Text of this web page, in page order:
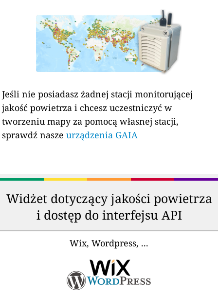
Jeśli nie posiadasz żadnej stacji monitorującej
jakość powietrza i chcesz uczestniczyć w
tworzeniu mapy za pomocą własnej stacji,
sprawdź naszeurządzenia GAIA
Widżet dotyczący jakości powietrza
i dostęp do interfejsu API
Wix, Wordpress, ...